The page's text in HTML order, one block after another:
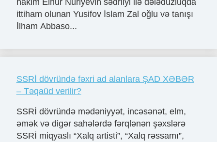
hakim Elnur Nuriyevin sədrliyi ilə dələduzluqda
ittiham olunan Yusifov İslam Zal oğlu və tanışı
İlham Abbaso...
SSRİ dövründə fəxri ad alanlara ŞAD XƏBƏR
– Təqaüd verilir?
SSRİ dövründə mədəniyyət, incəsənət, elm,
əmək və digər sahələrdə fərqlənən şəxslərə
SSRİ miqyaslı “Xalq artisti”, “Xalq rəssamı”,